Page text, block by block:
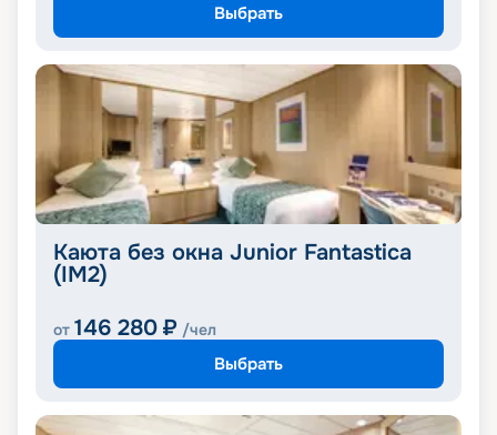
Выбрать
Каюта без окна Junior Fantastica
(IM2)
от 146 280 ₽ /чел
Выбрать